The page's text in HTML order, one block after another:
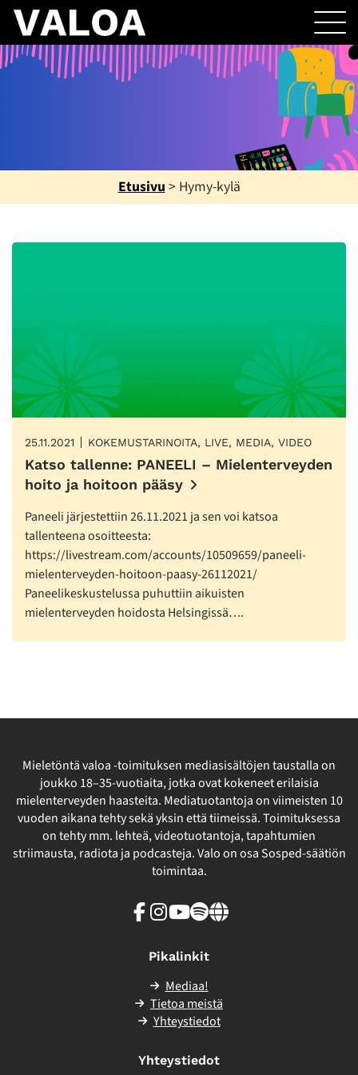
Etusivu > Hymy-kylä
25.11.2021 KOKEMUSTARINOITA, LIVE, MEDIA, VIDEO
Katso tallenne: PANEELI – Mielenterveyden
hoito ja hoitoon pääsy
Paneeli järjestettiin 26.11.2021 ja sen voi katsoa
tallenteena osoitteesta:
https://livestream.com/accounts/10509659/paneeli-
mielenterveyden-hoitoon-paasy-26112021/
Paneelikeskustelussa puhuttiin aikuisten
mielenterveyden hoidosta Helsingissä….
Mieletöntä valoa -toimituksen mediasisältöjen taustalla on
joukko 18–35-vuotiaita, jotka ovat kokeneet erilaisia
mielenterveyden haasteita. Mediatuotantoja on viimeisten 10
vuoden aikana tehty sekä yksin että tiimeissä. Toimituksessa
on tehty mm. lehteä, videotuotantoja, tapahtumien
striimausta, radiota ja podcasteja. Valo on osa Sosped-säätiön
toimintaa.
Facebook
Instagram
Youtube
SpotifyLinkki
Pikalinkit
Mediaa!
Tietoa meistä
Yhteystiedot
Yhteystiedot